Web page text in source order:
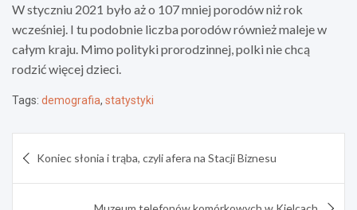
W styczniu 2021 było aż o 107 mniej porodów niż rok
wcześniej. I tu podobnie liczba porodów również maleje w
całym kraju. Mimo polityki prorodzinnej, polki nie chcą
rodzić więcej dzieci.
Tags: demografia, statystyki
wpisu
Koniec słonia i trąba, czyli afera na Stacji Biznesu